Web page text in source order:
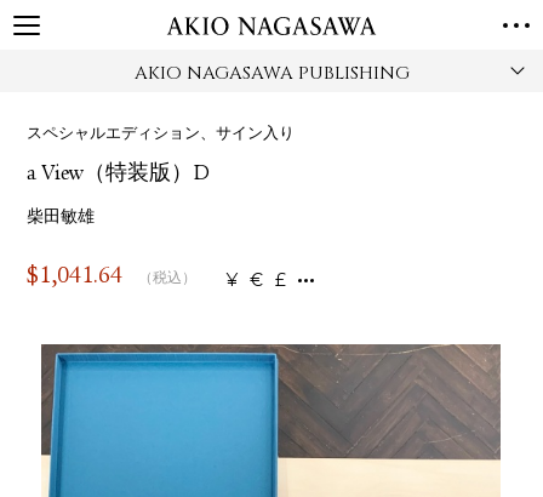
AKIO NAGASAWA PUBLISHING
スペシャルエディション、サイン入り
a View（特装版）D
柴田敏雄
$1,041.64 （税込） ¥ € £
TOP
ONLINE
PUBLISHING
ABOUT US LOCATIONS
GALLERY